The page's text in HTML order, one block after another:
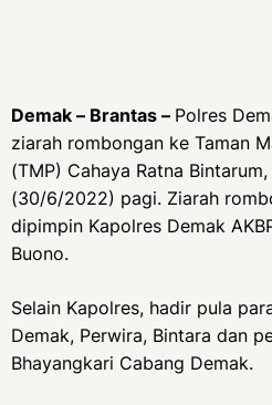
Demak – Brantas – Polres
ziarah rombongan ke Taman
(TMP) Cahaya Ratna Bintarum,
(30/6/2022) pagi. Ziarah
dipimpin Kapolres Demak
Buono.
Selain Kapolres, hadir pula
Demak, Perwira, Bintara dan
Bhayangkari Cabang Demak.